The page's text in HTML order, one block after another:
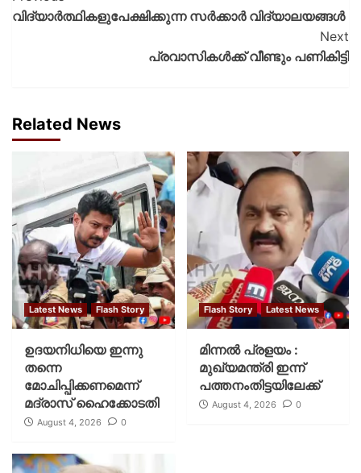
വിദ്യാർത്ഥികളുപേക്ഷിക്കുന്ന സർക്കാർ വിദ്യാലയങ്ങൾ
Next
പ്രവാസികൾക്ക് വീണ്ടും പണികിട്ടി
Related News
Latest News Flash Story
ഉദയനിധിയെ ഇന്നു
തന്നെ
മോചിപ്പിക്കണമെന്ന്
മദ്രാസ് ഹൈക്കോടതി
August 4, 2026 0
Flash Story Latest News
മിന്നല്‍ പ്രളയം :
മുഖ്യമന്ത്രി ഇന്ന്
പത്തനംതിട്ടയിലേക്ക്
August 4, 2026 0